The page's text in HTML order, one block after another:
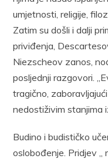
umjetnosti, religije,
Zatim su došli i dalji
priviđenja,
Niezscheov zanos,
posljednji razgovori.
tragično,
nedostiživim stanjima
Budino i budističko
oslobođenje. Pridjev „